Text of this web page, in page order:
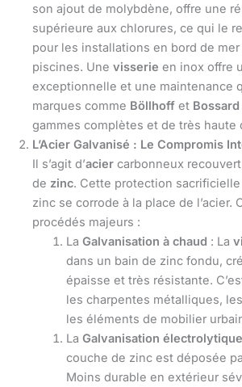
son ajout de molybdène, offre une
supérieure aux chlorures, ce qui le
pour les installations en bord de
piscines. Une visserie en inox offre
exceptionnelle et une maintenance
marques comme Böllhoff et Bossard
gammes complètes et de très haute
L’Acier Galvanisé : Le Compromis
Il s’agit d’acier carbonneux
de zinc. Cette protection
zinc se corrode à la place de l’acier.
procédés majeurs :
La Galvanisation à chaud : La
dans un bain de zinc fondu,
épaisse et très résistante.
les charpentes métalliques,
les éléments de mobilier
La Galvanisation électrolytique
couche de zinc est déposée
Moins durable en extérieur